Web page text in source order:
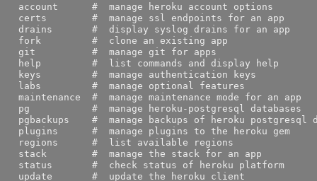
  account      #  manage heroku account options
  certs        #  manage ssl endpoints for an app
  drains       #  display syslog drains for an app
  fork         #  clone an existing app
  git          #  manage git for apps
  help         #  list commands and display help
  keys         #  manage authentication keys
  labs         #  manage optional features
  maintenance  #  manage maintenance mode for an app
  pg           #  manage heroku-postgresql databases
pgbackups    #  manage backups of heroku postgresql
  plugins      #  manage plugins to the heroku gem
  regions      #  list available regions
  stack        #  manage the stack for an app
  status       #  check status of heroku platform
  update       #  update the heroku client